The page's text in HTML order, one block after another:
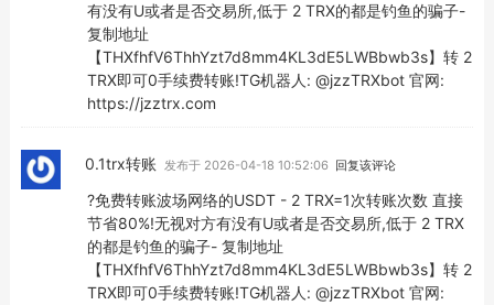
有没有U或者是否交易所,低于 2 TRX的都是钓鱼的骗子-
复制地址
【THXfhfV6ThhYzt7d8mm4KL3dE5LWBbwb3s】转 2
TRX即可0手续费转账!TG机器人: @jzzTRXbot 官网:
https://jzztrx.com
0.1trx转账 发布于 2026-04-18 10:52:06 回复该评论
?免费转账波场网络的USDT - 2 TRX=1次转账次数 直接
节省80%!无视对方有没有U或者是否交易所,低于 2 TRX
的都是钓鱼的骗子- 复制地址
【THXfhfV6ThhYzt7d8mm4KL3dE5LWBbwb3s】转 2
TRX即可0手续费转账!TG机器人: @jzzTRXbot 官网: